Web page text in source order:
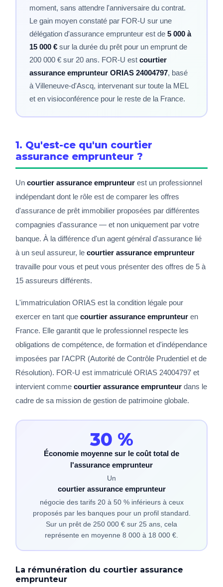
moment, sans attendre l'anniversaire du contrat.
Le gain moyen constaté par FOR-U sur une
délégation d'assurance emprunteur est de5 000 à
15 000 € sur la durée du prêt pour un emprunt de
200 000 € sur 20 ans. FOR-U estcourtier
assurance emprunteur ORIAS 24004797, basé
à Villeneuve-d'Ascq, intervenant sur toute la MEL
et en visioconférence pour le reste de la France.
1. Qu'est-ce qu'un courtier
assurance emprunteur ?
Uncourtier assurance emprunteur est un professionnel
indépendant dont le rôle est de comparer les offres
d'assurance de prêt immobilier proposées par différentes
compagnies d'assurance — et non uniquement par votre
banque. À la différence d'un agent général d'assurance lié
à un seul assureur, lecourtier assurance emprunteur
travaille pour vous et peut vous présenter des offres de 5 à
15 assureurs différents.
L'immatriculation ORIAS est la condition légale pour
exercer en tant quecourtier assurance emprunteur en
France. Elle garantit que le professionnel respecte les
obligations de compétence, de formation et d'indépendance
imposées par l'ACPR (Autorité de Contrôle Prudentiel et de
Résolution). FOR-U est immatriculé ORIAS 24004797 et
intervient commecourtier assurance emprunteur dans le
cadre de sa mission de gestion de patrimoine globale.
30 %
Économie moyenne sur le coût total de
l'assurance emprunteur
Un
courtier assurance emprunteur
négocie des tarifs 20 à 50 % inférieurs à ceux
proposés par les banques pour un profil standard.
Sur un prêt de 250 000 € sur 25 ans, cela
représente en moyenne 8 000 à 18 000 €.
La rémunération du courtier assurance
emprunteur